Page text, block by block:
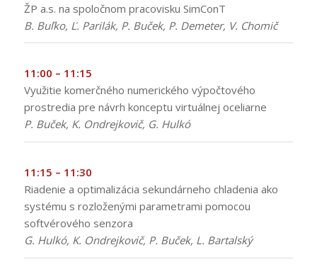
ŽP a.s. na spoločnom pracovisku SimConT
B. Buľko, Ľ. Parilák, P. Buček, P. Demeter, V. Chomič
11:00 – 11:15
Využitie komerčného numerického výpočtového
prostredia pre návrh konceptu virtuálnej oceliarne
P. Buček, K. Ondrejkovič, G. Hulkó
11:15 – 11:30
Riadenie a optimalizácia sekundárneho chladenia ako
systému s rozloženými parametrami pomocou
softvérového senzora
G. Hulkó, K. Ondrejkovič, P. Buček, L. Bartalský